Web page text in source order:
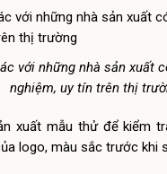
với những nhà sản xuất
nghiệm, uy tín trên thị
xuất mẫu thử để kiểm
logo, màu sắc trước khi